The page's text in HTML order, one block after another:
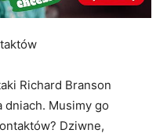
Richard Branson
dniach. Musimy go
Dziwne,